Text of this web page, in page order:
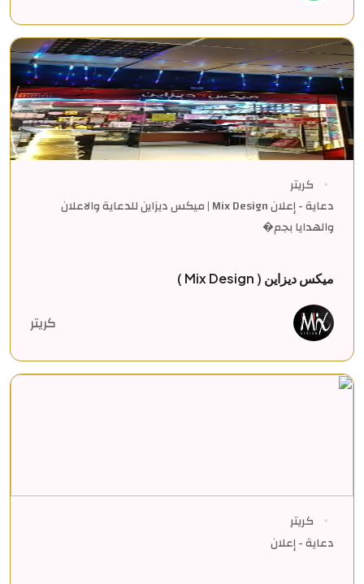
كريتر
دعاية - إعلان Mix Design | ميكس ديزاين للدعاية والاعلان
والهدايا بجم�
ميكس ديزاين ( Mix Design )
كريتر
كريتر
دعاية - إعلان